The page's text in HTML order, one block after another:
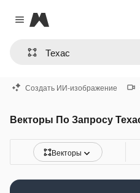
Close menu
Magnific
Создать ИИ-изображение
Векторы По Запросу
Векторы